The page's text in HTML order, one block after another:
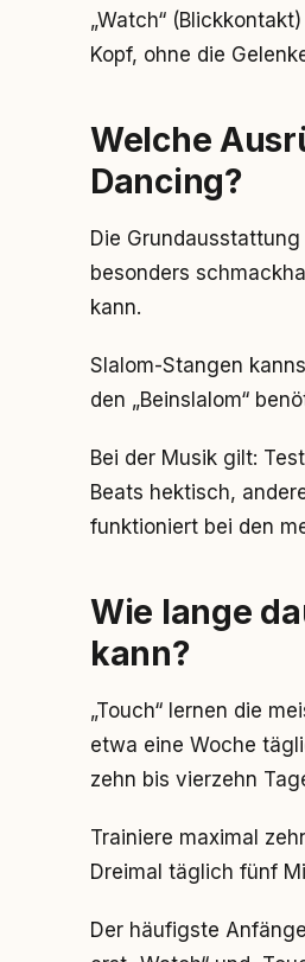
„Watch“
Kopf, ohne die
Welche
Dancing?
Die
besonders
kann.
Slalom-Stangen
den „Beinslalom“
Bei der Musik gilt:
Beats hektisch,
funktioniert bei den
Wie lange
kann?
„Touch“ lernen die
etwa eine Woche
zehn bis vierzehn
Trainiere maximal
Dreimal täglich fünf
Der häufigste